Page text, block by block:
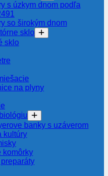
s úzkym dnom podľa
so širokým dnom
sklo
sklo
na plyny
banky s uzáverom
kultúry
komôrky